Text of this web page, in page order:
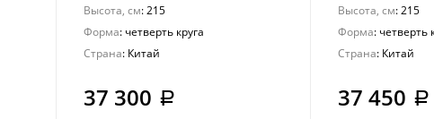
Высота, см: 215
Форма: четверть круга
Страна: Китай
37 300 a
Высота, см: 215
Форма: четверть
Страна: Китай
37 450 a